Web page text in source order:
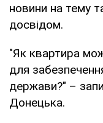
новини на тему
досвідом.
"Як квартира
для
держави?" –
Донецька.